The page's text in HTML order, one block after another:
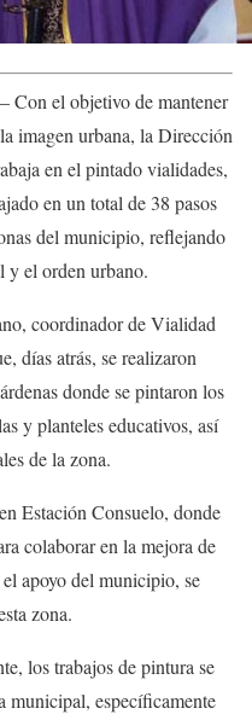
el objetivo de mantener
imagen urbana, la Dirección
en el pintado vialidades,
en un total de 38 pasos
del municipio, reflejando
y el orden urbano.
coordinador de Vialidad
días atrás, se realizaron
donde se pintaron los
y planteles educativos, así
de la zona.
Estación Consuelo, donde
colaborar en la mejora de
apoyo del municipio, se
zona.
los trabajos de pintura se
municipal, específicamente